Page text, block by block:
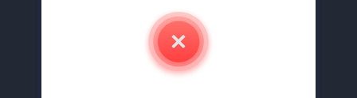
Contate-Nos
Carreiras